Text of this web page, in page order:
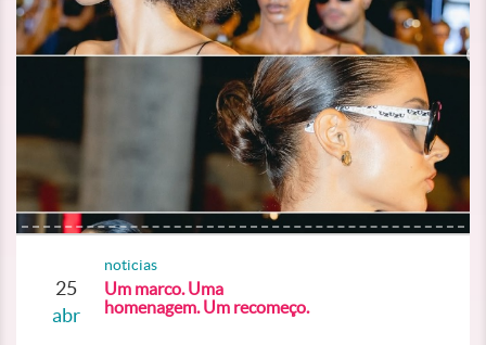
25
abr
noticias
Um marco. Uma
homenagem. Um recomeço.